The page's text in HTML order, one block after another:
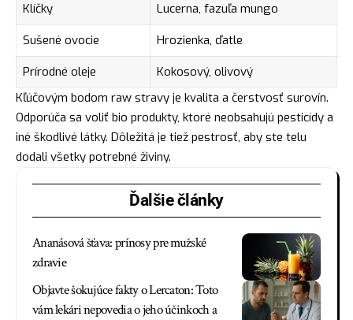
Klíčky
Lucerna, fazuľa mungo
Sušené ovocie
Hrozienka, ďatle
Prírodné oleje
Kokosový, olivový
Kľúčovým bodom raw stravy je kvalita a čerstvosť surovín.
Odporúča sa voliť bio produkty, ktoré neobsahujú pesticídy a
iné škodlivé látky. Dôležitá je tiež pestrosť, aby ste telu
dodali všetky potrebné živiny.
Ďalšie články
Ananásová šťava: prínosy pre mužské
zdravie
Objavte šokujúce fakty o Lercaton: Toto
vám lekári nepovedia o jeho účinkoch a